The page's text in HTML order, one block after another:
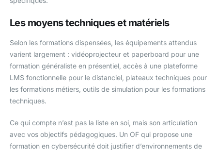
Les moyens techniques et matériels
Selon les formations dispensées, les équipements attendus
varient largement : vidéoprojecteur et paperboard pour une
formation généraliste en présentiel, accès à une plateforme
LMS fonctionnelle pour le distanciel, plateaux techniques pour
les formations métiers, outils de simulation pour les formations
techniques.
Ce qui compte n’est pas la liste en soi, mais son articulation
avec vos objectifs pédagogiques. Un OF qui propose une
formation en cybersécurité doit justifier d’environnements de